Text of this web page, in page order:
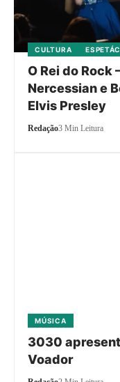
CULTURA
O Rei do Rock
Nercessian e
Elvis Presley
Redação3 Min Leitura
MÚSICA
3030
Voador